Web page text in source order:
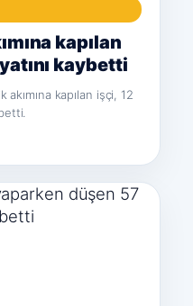
kapılan
kaybetti
kapılan işçi, 12